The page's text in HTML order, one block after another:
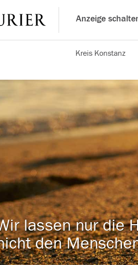
Anzeige
Kreis Konstanz
lassen nur die
den